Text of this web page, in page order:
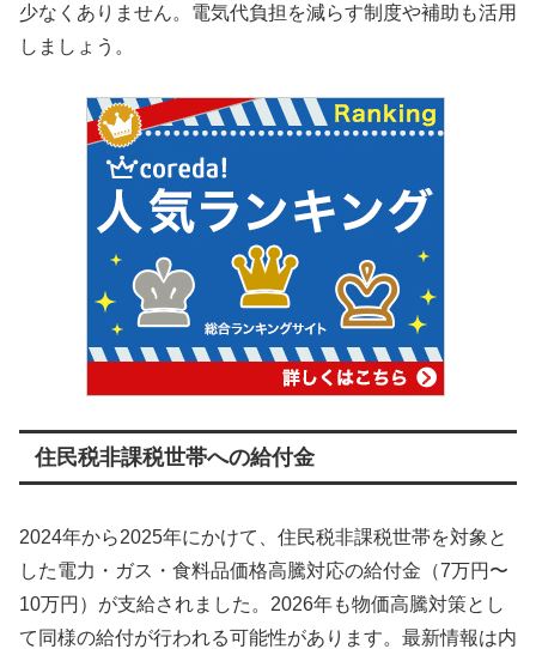
少なくありません。電気代負担を減らす制度や補助も活用
しましょう。
住民税非課税世帯への給付金
2024年から2025年にかけて、住民税非課税世帯を対象と
した電力・ガス・食料品価格高騰対応の給付金（7万円〜
10万円）が支給されました。2026年も物価高騰対策とし
て同様の給付が行われる可能性があります。最新情報は内